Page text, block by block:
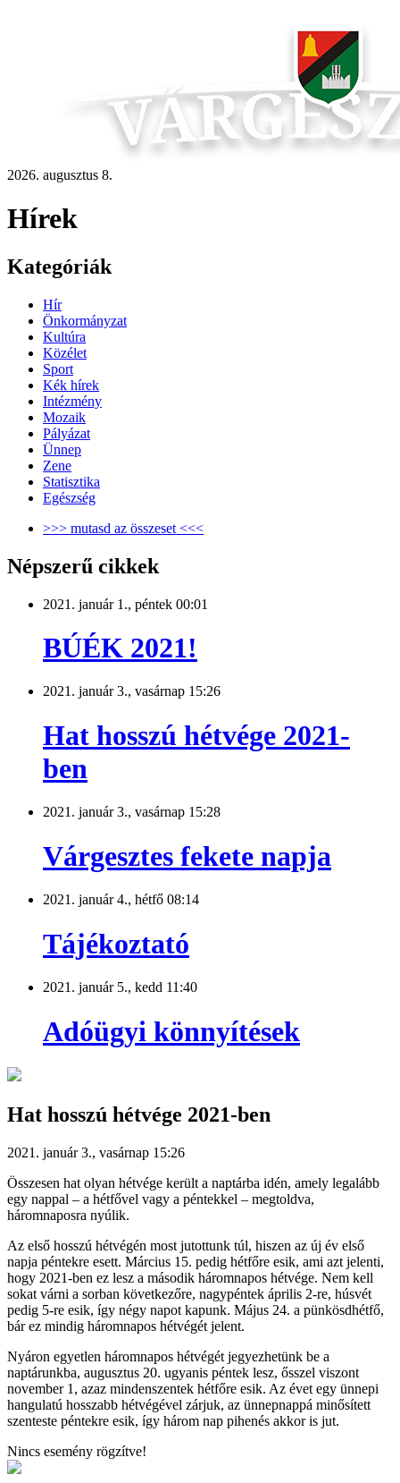
2026. augusztus 8.
Hírek
Kategóriák
Hír
Önkormányzat
Kultúra
Közélet
Sport
Kék hírek
Intézmény
Mozaik
Pályázat
Ünnep
Zene
Statisztika
Egészség
>>> mutasd az összeset <<<
Népszerű cikkek
2021. január 1., péntek 00:01
BÚÉK 2021!
2021. január 3., vasárnap 15:26
Hat hosszú hétvége 2021-
ben
2021. január 3., vasárnap 15:28
Várgesztes fekete napja
2021. január 4., hétfő 08:14
Tájékoztató
2021. január 5., kedd 11:40
Adóügyi könnyítések
Hat hosszú hétvége 2021-ben
2021. január 3., vasárnap 15:26
Összesen hat olyan hétvége került a naptárba idén, amely legalább
egy nappal – a hétfővel vagy a péntekkel – megtoldva,
háromnaposra nyúlik.
Az első hosszú hétvégén most jutottunk túl, hiszen az új év első
napja péntekre esett. Március 15. pedig hétfőre esik, ami azt jelenti,
hogy 2021-ben ez lesz a második háromnapos hétvége. Nem kell
sokat várni a sorban következőre, nagypéntek április 2-re, húsvét
pedig 5-re esik, így négy napot kapunk. Május 24. a pünkösdhétfő,
bár ez mindig háromnapos hétvégét jelent.
Nyáron egyetlen háromnapos hétvégét jegyezhetünk be a
naptárunkba, augusztus 20. ugyanis péntek lesz, ősszel viszont
november 1, azaz mindenszentek hétfőre esik. Az évet egy ünnepi
hangulatú hosszabb hétvégével zárjuk, az ünnepnappá minősített
szenteste péntekre esik, így három nap pihenés akkor is jut.
Nincs esemény rögzítve!